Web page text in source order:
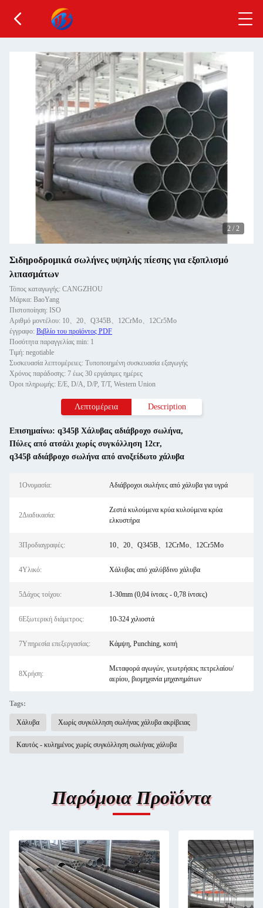
2 / 2
Σιδηροδρομικά σωλήνες υψηλής πίεσης για εξοπλισμό
λιπασμάτων
Τόπος καταγωγής: CANGZHOU
Μάρκα: BaoYang
Πιστοποίηση: ISO
Αριθμό μοντέλου: 10、20、Q345B、12CrMo、12Cr5Mo
έγγραφο: Βιβλίο του προϊόντος PDF
Ποσότητα παραγγελίας min: 1
Τιμή: negotiable
Συσκευασία λεπτομέρειες: Τυποποιημένη συσκευασία εξαγωγής
Χρόνος παράδοσης: 7 έως 30 εργάσιμες ημέρες
Όροι πληρωμής: Ε/Ε, D/A, D/P, T/T, Western Union
Λεπτομέρεια Description
Επισημαίνω: q345β Χάλυβας αδιάβροχο σωλήνα,
Πύλες από ατσάλι χωρίς συγκόλληση 12cr,
q345β αδιάβροχο σωλήνα από ανοξείδωτο χάλυβα
1Ονομασία: Αδιάβροχοι σωλήνες από χάλυβα για υγρά
2Διαδικασία:
Ζεστά κυλούμενα κρύα κυλούμενα κρύα
ελκυστήρα
3Προδιαγραφές: 10、20、Q345B、12CrMo、12Cr5Mo
4Υλικό: Χάλυβας από χαλύβδινο χάλυβα
5Δάχος τοίχου: 1-30mm (0,04 ίντσες - 0,78 ίντσες)
6Εξωτερική διάμετρος: 10-324 χιλιοστά
7Υπηρεσία επεξεργασίας: Κάμψη, Punching, κοπή
8Χρήση:
Μεταφορά αγωγών, γεωτρήσεις πετρελαίου/
αερίου, βιομηχανία μηχανημάτων
Tags:
Χάλυβα Χωρίς συγκόλληση σωλήνας χάλυβα ακρίβειας
Καυτός - κυλημένος χωρίς συγκόλληση σωλήνας χάλυβα
Παρόμοια Προϊόντα